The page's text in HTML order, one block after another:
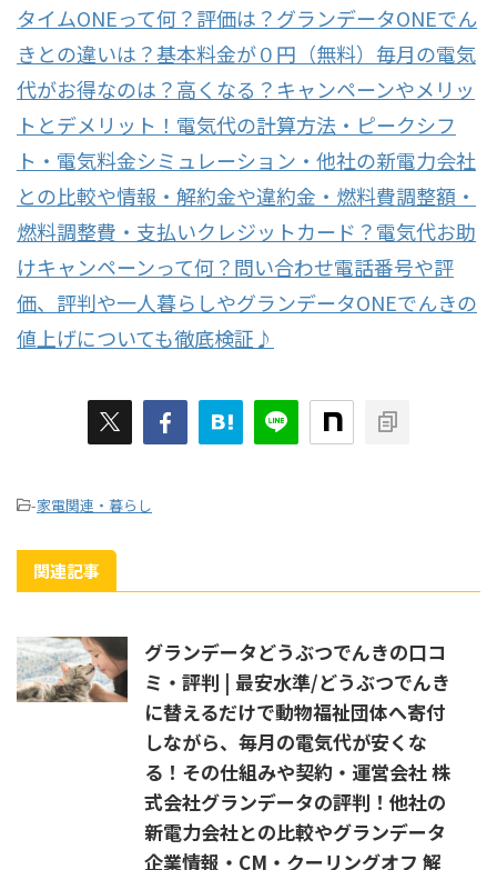
タイムONEって何？評価は？グランデータONEでん
きとの違いは？基本料金が０円（無料）毎月の電気
代がお得なのは？高くなる？キャンペーンやメリッ
トとデメリット！電気代の計算方法・ピークシフ
ト・電気料金シミュレーション・他社の新電力会社
との比較や情報・解約金や違約金・燃料費調整額・
燃料調整費・支払いクレジットカード？電気代お助
けキャンペーンって何？問い合わせ電話番号や評
価、評判や一人暮らしやグランデータONEでんきの
値上げについても徹底検証♪
-家電関連・暮らし
関連記事
グランデータどうぶつでんきの口コ
ミ・評判 | 最安水準/どうぶつでんき
に替えるだけで動物福祉団体へ寄付
しながら、毎月の電気代が安くな
る！その仕組みや契約・運営会社 株
式会社グランデータの評判！他社の
新電力会社との比較やグランデータ
企業情報・CM・クーリングオフ 解